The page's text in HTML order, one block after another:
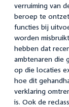
verruiming van
beroep te
functies bij
worden
hebben dat
ambtenaren die
op die locaties
hoe dit
verklaring
is. Ook de